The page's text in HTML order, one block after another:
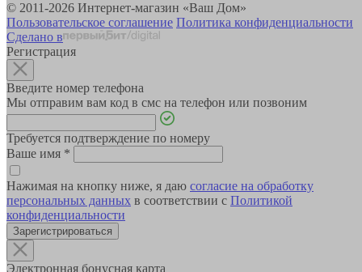
© 2011-2026 Интернет-магазин «Ваш Дом»
Пользовательское соглашение Политика конфиденциальности
Сделано в
Регистрация
Введите номер телефона
Мы отправим вам код в смс на телефон или позвоним
Требуется подтверждение по номеру
Ваше имя *
Нажимая на кнопку ниже, я даю согласие на обработку
персональных данных в соответствии с Политикой
конфиденциальности
Зарегистрироваться
Электронная бонусная карта